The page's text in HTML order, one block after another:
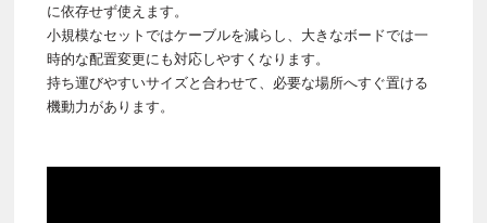
に依存せず使えます。
小規模なセットではケーブルを減らし、大きなボードでは一
時的な配置変更にも対応しやすくなります。
持ち運びやすいサイズと合わせて、必要な場所へすぐ置ける
機動力があります。